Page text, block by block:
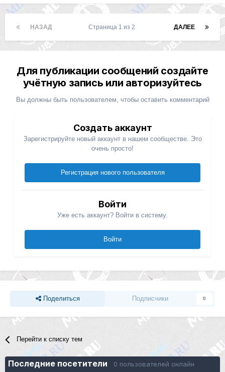
НАЗАД ДАЛЕЕ
Страница 1 из 2
Для публикации сообщений создайте
учётную запись или авторизуйтесь
Вы должны быть пользователем, чтобы оставить комментарий
Создать аккаунт
Зарегистрируйте новый аккаунт в нашем сообществе. Это
очень просто!
Регистрация нового пользователя
Войти
Уже есть аккаунт? Войти в систему.
Войти
Поделиться Подписчики 0
Перейти к списку тем
Последние посетители 0 пользователей онлайн